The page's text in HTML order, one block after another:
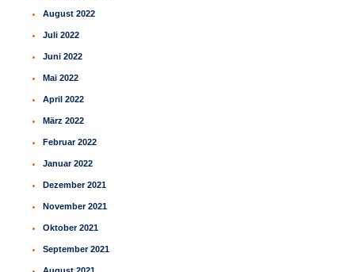
August 2022
Juli 2022
Juni 2022
Mai 2022
April 2022
März 2022
Februar 2022
Januar 2022
Dezember 2021
November 2021
Oktober 2021
September 2021